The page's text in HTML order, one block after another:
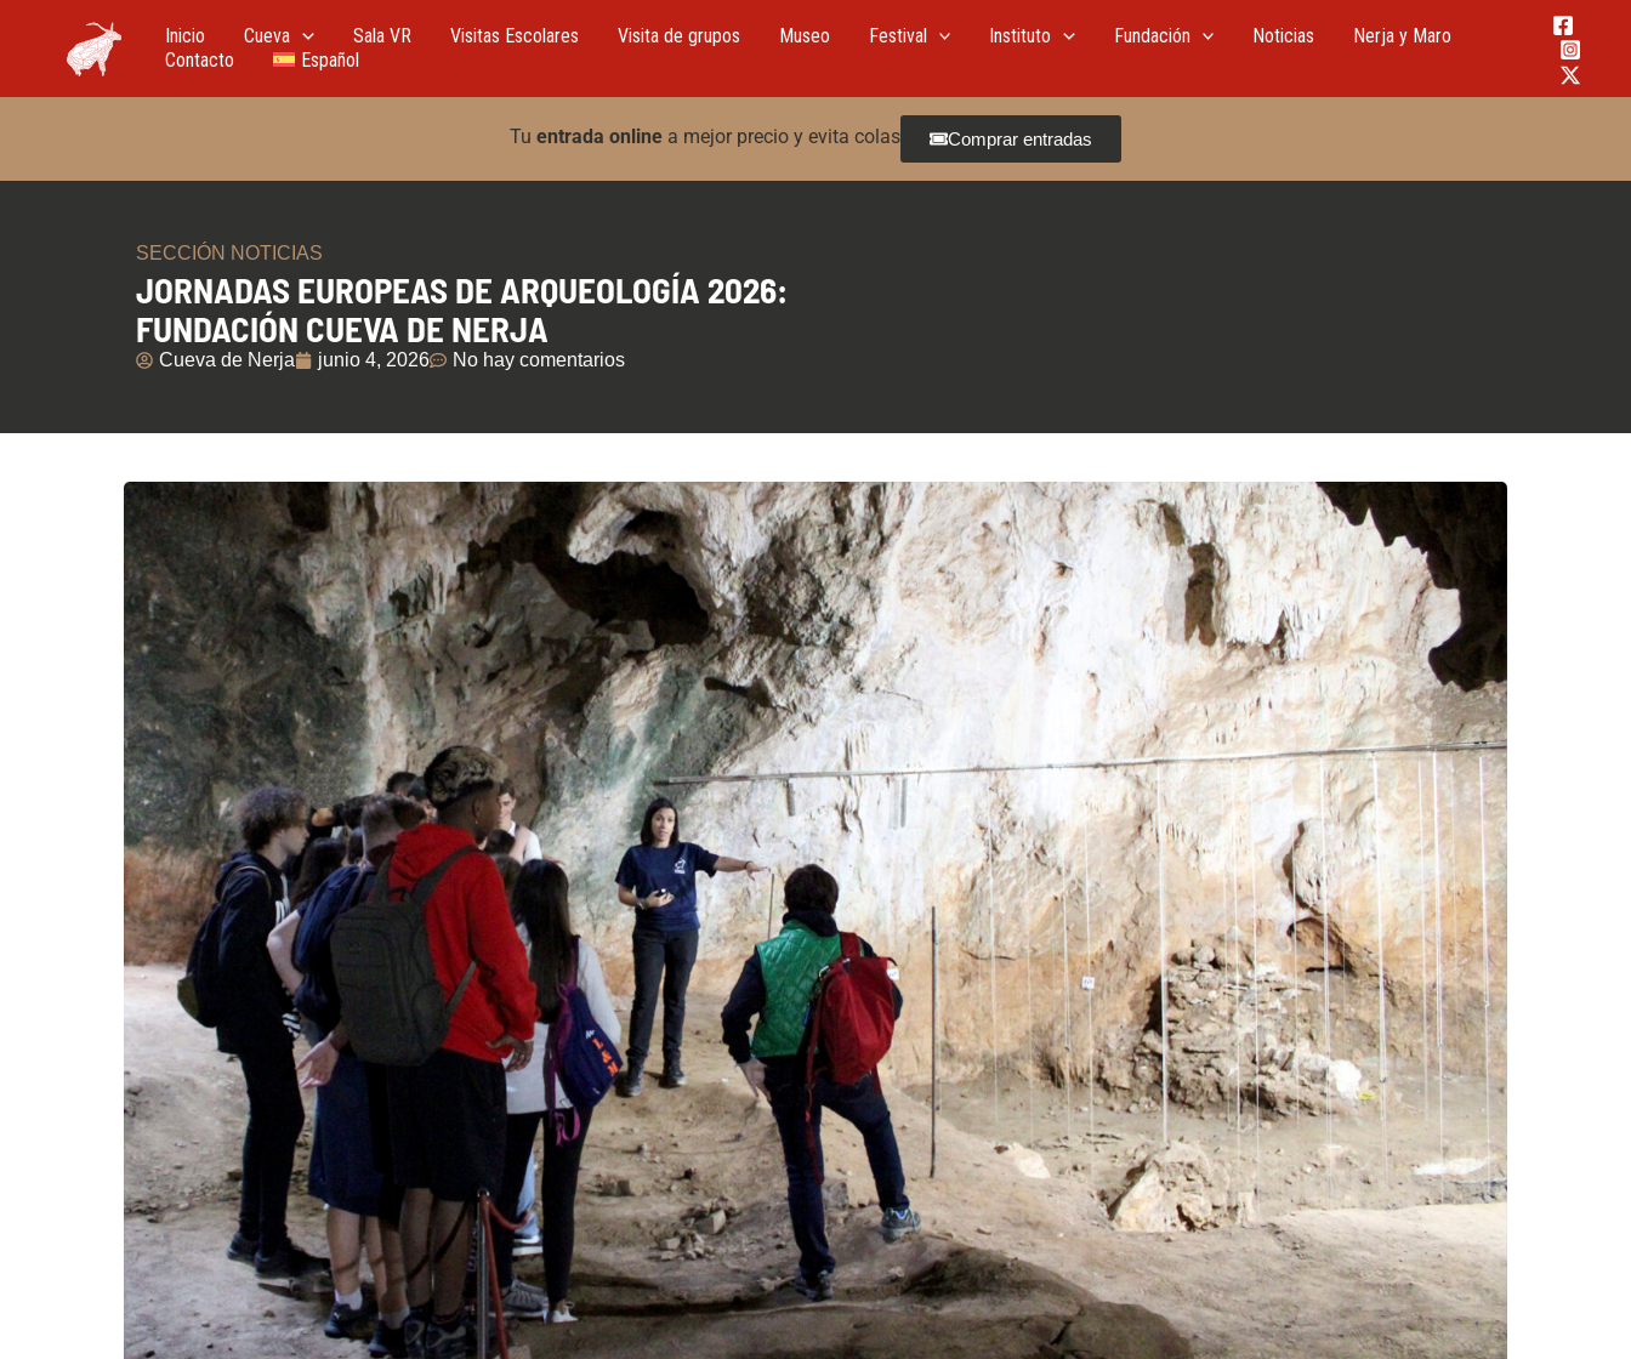
contenido
Inicio Cueva Sala VR Visitas Escolares Visita de grupos Museo Festival Instituto Fundación Noticias
Nerja y Maro
Contacto
Español
Tu entrada online a mejor precio y evita colas Comprar entradas
SECCIÓN NOTICIAS
JORNADAS EUROPEAS DE ARQUEOLOGÍA 2026:
FUNDACIÓN CUEVA DE NERJA
Cueva de Nerja junio 4, 2026 No hay comentarios